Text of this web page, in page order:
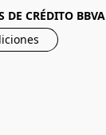
DE CRÉDITO BBVA